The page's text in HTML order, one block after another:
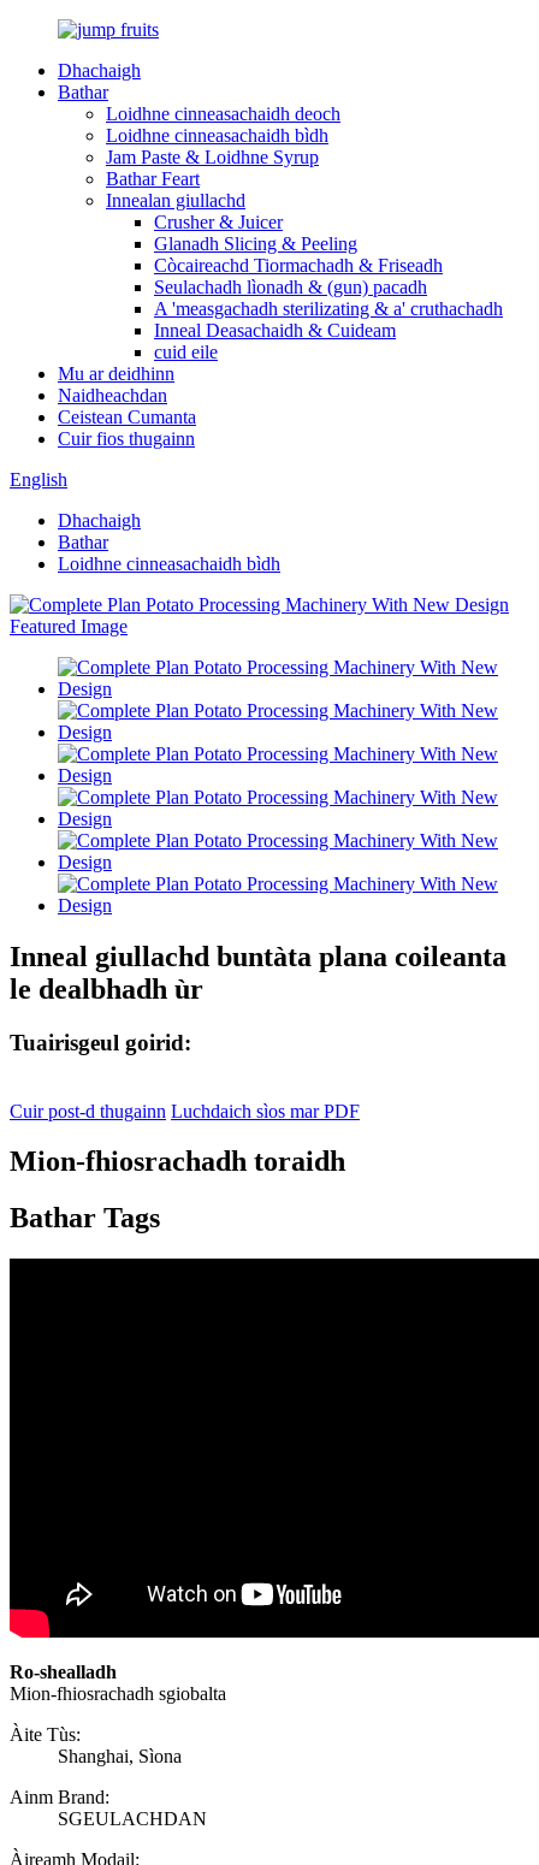
Dhachaigh
Bathar
Loidhne cinneasachaidh deoch
Loidhne cinneasachaidh bìdh
Jam Paste & Loidhne Syrup
Bathar Feart
Innealan giullachd
Crusher & Juicer
Glanadh Slicing & Peeling
Còcaireachd Tiormachadh & Friseadh
Seulachadh lìonadh & (gun) pacadh
A 'measgachadh sterilizating & a' cruthachadh
Inneal Deasachaidh & Cuideam
cuid eile
Mu ar deidhinn
Naidheachdan
Ceistean Cumanta
Cuir fios thugainn
English
Dhachaigh
Bathar
Loidhne cinneasachaidh bìdh
Inneal giullachd buntàta plana coileanta
le dealbhadh ùr
Tuairisgeul goirid:
Cuir post-d thugainn Luchdaich sìos mar PDF
Mion-fhiosrachadh toraidh
Bathar Tags
Ro-shealladh
Mion-fhiosrachadh sgiobalta
Àite Tùs:
Shanghai, Sìona
Ainm Brand:
SGEULACHDAN
Àireamh Modail: